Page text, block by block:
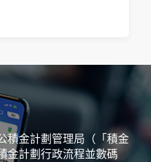
積金計劃管理局（「積金
金計劃行政流程並數碼